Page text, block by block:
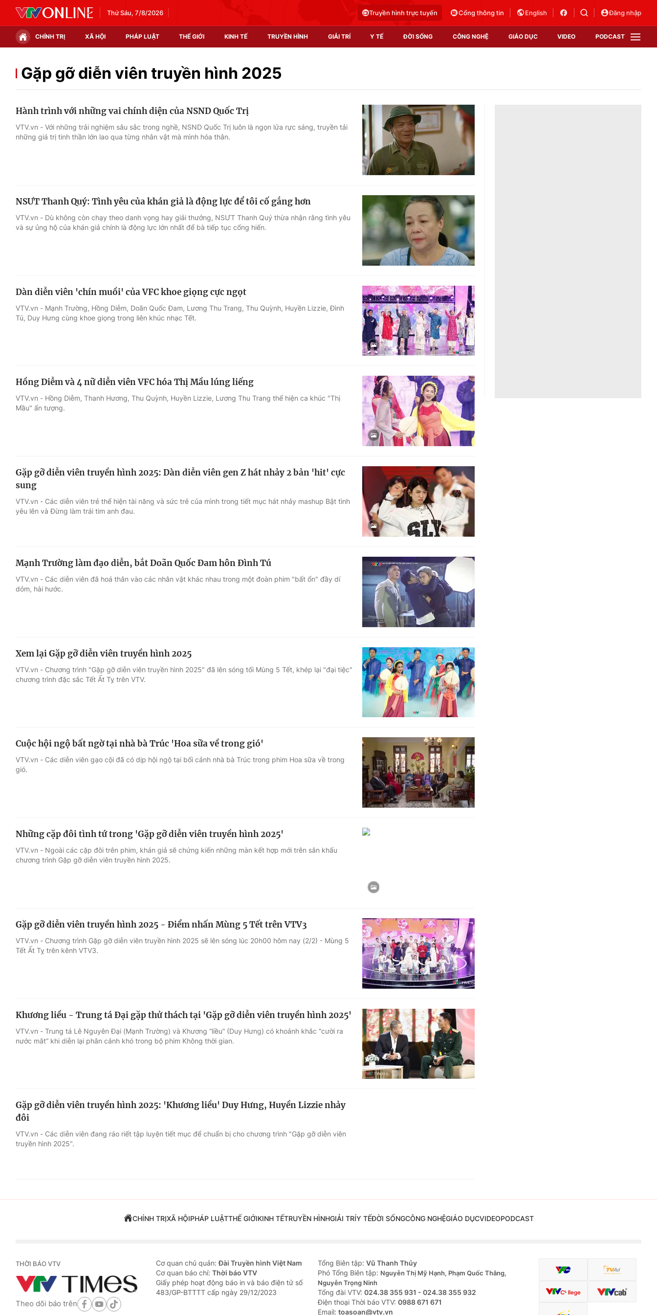
Thứ Sáu, 7/8/2026 Truyền hình trực tuyến Cổng thông tin English Đăng nhập
CHÍNH TRỊ XÃ HỘI PHÁP LUẬT THẾ GIỚI KINH TẾ TRUYỀN HÌNH GIẢI TRÍ Y TẾ ĐỜI SỐNG CÔNG NGHỆ GIÁO DỤC VIDEO PODCAST
Chính trị Pháp luật
Thế giới đó đây
Thị trường
Giải sao mai
Video
Shorts video
Podcast
EMagazine
Photo
Infographic
Góc ảnh
Điện ảnh
Âm nhạc
Sao
Du lịch
Làm đẹp
Chất lượng cuộc sống
Học trực tuyến
Công nghệ
Hitech Công nghệ tương lai
Sản phẩm
Thị trường
Tư vấn
VTV Sức khoẻ
Gặp gỡ diễn viên truyền hình 2025
Hành trình với những vai chính diện của NSND Quốc Trị
VTV.vn - Với những trải nghiệm sâu sắc trong nghề, NSND Quốc Trị luôn là ngọn lửa rực sáng, truyền tải
những giá trị tinh thần lớn lao qua từng nhân vật mà mình hóa thân.
NSƯT Thanh Quý: Tình yêu của khán giả là động lực để tôi cố gắng hơn
VTV.vn - Dù không còn chạy theo danh vọng hay giải thưởng, NSƯT Thanh Quý thừa nhận rằng tình yêu
và sự ủng hộ của khán giả chính là động lực lớn nhất để bà tiếp tục cống hiến.
Dàn diễn viên 'chín muồi' của VFC khoe giọng cực ngọt
VTV.vn - Mạnh Trường, Hồng Diễm, Doãn Quốc Đam, Lương Thu Trang, Thu Quỳnh, Huyền Lizzie, Đình
Tú, Duy Hưng cùng khoe giọng trong liên khúc nhạc Tết.
Hồng Diễm và 4 nữ diễn viên VFC hóa Thị Mầu lúng liếng
VTV.vn - Hồng Diễm, Thanh Hương, Thu Quỳnh, Huyền Lizzie, Lương Thu Trang thể hiện ca khúc "Thị
Mầu" ấn tượng.
Gặp gỡ diễn viên truyền hình 2025: Dàn diễn viên gen Z hát nhảy 2 bản 'hit' cực
sung
VTV.vn - Các diễn viên trẻ thể hiện tài năng và sức trẻ của mình trong tiết mục hát nhảy mashup Bật tình
yêu lên và Đừng làm trái tim anh đau.
Mạnh Trường làm đạo diễn, bắt Doãn Quốc Đam hôn Đình Tú
VTV.vn - Các diễn viên đã hoá thân vào các nhân vật khác nhau trong một đoàn phim "bất ổn" đầy dí
dỏm, hài hước.
Xem lại Gặp gỡ diễn viên truyền hình 2025
VTV.vn - Chương trình "Gặp gỡ diễn viên truyền hình 2025" đã lên sóng tối Mùng 5 Tết, khép lại "đại tiệc"
chương trình đặc sắc Tết Ất Tỵ trên VTV.
Cuộc hội ngộ bất ngờ tại nhà bà Trúc 'Hoa sữa về trong gió'
VTV.vn - Các diễn viên gạo cội đã có dịp hội ngộ tại bối cảnh nhà bà Trúc trong phim Hoa sữa về trong
gió.
Những cặp đôi tình tứ trong 'Gặp gỡ diễn viên truyền hình 2025'
VTV.vn - Ngoài các cặp đôi trên phim, khán giả sẽ chứng kiến những màn kết hợp mới trên sân khấu
chương trình Gặp gỡ diễn viên truyền hình 2025.
Gặp gỡ diễn viên truyền hình 2025 - Điểm nhấn Mùng 5 Tết trên VTV3
VTV.vn - Chương trình Gặp gỡ diễn viên truyền hình 2025 sẽ lên sóng lúc 20h00 hôm nay (2/2) - Mùng 5
Tết Ất Tỵ trên kênh VTV3.
Khương liều - Trung tá Đại gặp thử thách tại 'Gặp gỡ diễn viên truyền hình 2025'
VTV.vn - Trung tá Lê Nguyên Đại (Mạnh Trường) và Khương “liều” (Duy Hưng) có khoảnh khắc “cười ra
nước mắt” khi diễn lại phân cảnh khó trong bộ phim Không thời gian.
Gặp gỡ diễn viên truyền hình 2025: 'Khương liều' Duy Hưng, Huyền Lizzie nhảy
đôi
VTV.vn - Các diễn viên đang ráo riết tập luyện tiết mục để chuẩn bị cho chương trình "Gặp gỡ diễn viên
truyền hình 2025".
CHÍNH TRỊXÃ HỘIPHÁP LUẬTTHẾ GIỚIKINH TẾTRUYỀN HÌNHGIẢI TRÍY TẾĐỜI SỐNGCÔNG NGHỆGIÁO DỤCVIDEOPODCAST
THỜI BÁO VTV
Theo dõi báo trên
Cơ quan chủ quản:Đài Truyền hình Việt Nam
Cơ quan báo chí: Thời báo VTV
Giấy phép hoạt động báo in và báo điện tử số
483/GP-BTTTT cấp ngày 29/12/2023
Tổng Biên tập: Vũ Thanh Thủy
Phó Tổng Biên tập: Nguyễn Thị Mỹ Hạnh, Phạm Quốc Thắng,
Nguyễn Trọng Ninh
Tổng đài VTV: 024.38 355 931 - 024.38 355 932
Ðiện thoại Thời báo VTV: 0988 671 671
Email: toasoan@vtv.vn